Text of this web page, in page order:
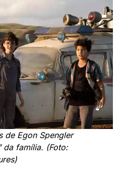
de Egon Spengler
da família. (Foto: